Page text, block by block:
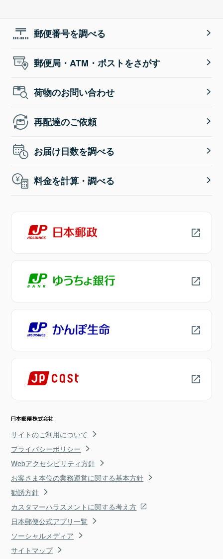
郵便番号を調べる
郵便局・ATM・ポストをさがす
荷物のお問い合わせ
再配達のご依頼
お届け日数を調べる
料金を計算・調べる
サイトのご利用について
プライバシーポリシー
Webアクセシビリティ方針
お客さま本位の業務運営に関する基本方針
勧誘方針
カスタマーハラスメントに関する考え方
日本郵便公式アプリ一覧
ソーシャルメディア
サイトマップ